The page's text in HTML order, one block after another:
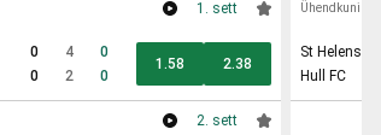
1. sett
0
4
0
2
0
0
1.58 2.38
2. sett
St Helens
Hull FC